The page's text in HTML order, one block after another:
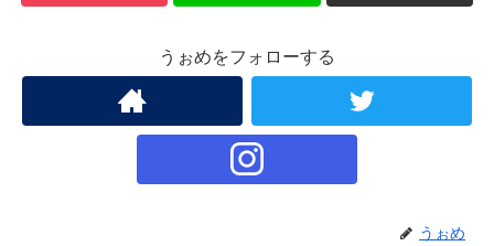
うぉめをフォローする
うぉめ